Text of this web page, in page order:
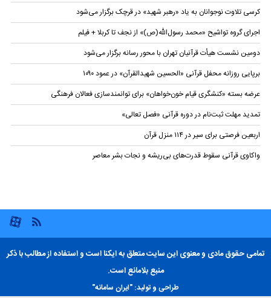
کرسی تلاوت نوجوانان به یاد «رهبر شهید» در قرچک برگزار می‌شود
اجرای گروه تواشیح «محمد رسول‌الله(ص)» از نجف تا کربلا + فیلم
دومین نشست هیأت قرآنیان تهران با محور رسانه برگزار می‌شود
برپایی روزانه محفل قرآنی «الحسین شهیدالقرآن» در عمود ۱۰۹۰
عرضه بسته «کنشگری قیام خون‌خواهان» برای توانمندسازی فعالان فرهنگی
تمدید مهلت ثبت‌نام در دوره قرآنی «فصل تعالی»
اربعین فرصتی برای سیر در ۱۱۴ منزل قرآن
واکاوی قرآنی سقوط قدرت‌های بی‌ریشه و نجات بشر معاصر
تمامی حقوق مادی و معنوی این سایت متعلق به ایکنا است و استفاده از مطالب با ذکر
منبع بلامانع است.
طراحی و تولید: "ایران سامانه"